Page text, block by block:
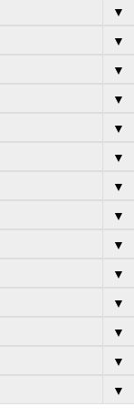
▼
▼
▼
▼
▼
▼
▼
▼
▼
▼
▼
▼
▼
▼